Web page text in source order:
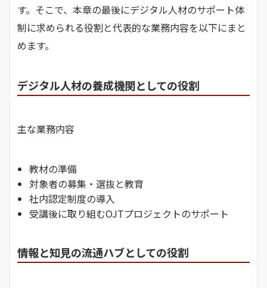
す。そこで、本章の最後にデジタル人材のサポート体
制に求められる役割と代表的な業務内容を以下にまと
めます。
デジタル人材の養成機関としての役割
主な業務内容
教材の準備
対象者の募集・選抜と教育
社内認定制度の導入
受講後に取り組むOJTプロジェクトのサポート
情報と知見の流通ハブとしての役割